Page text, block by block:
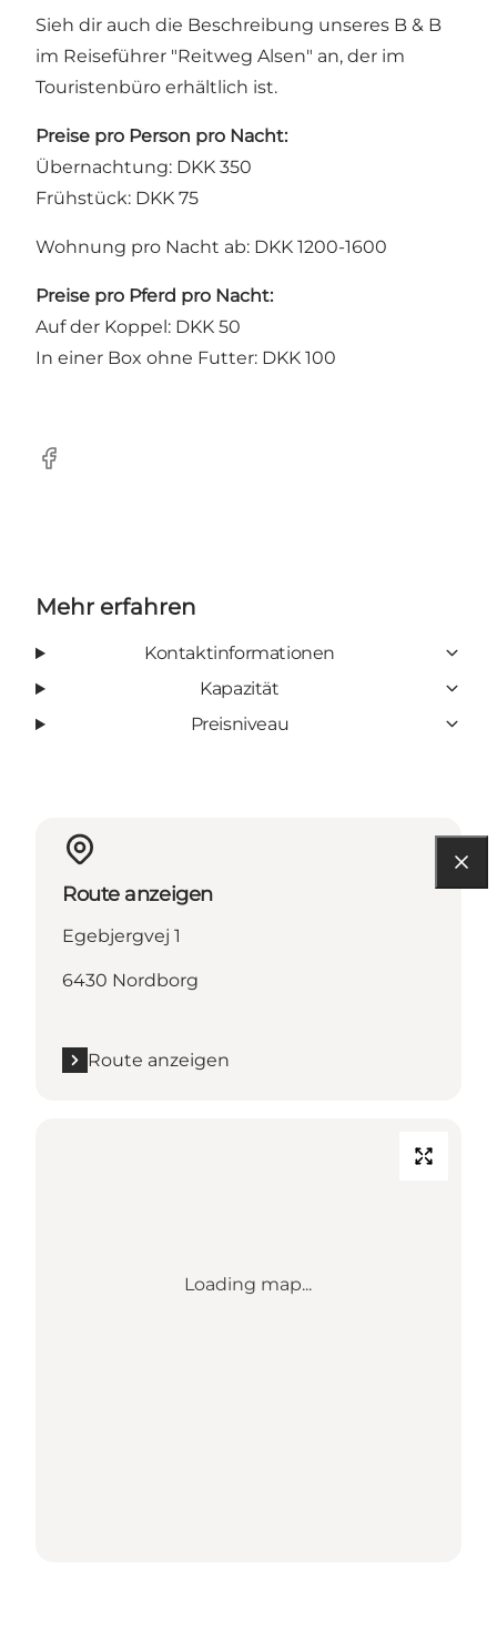
Sieh dir auch die Beschreibung unseres B & B
im Reiseführer "Reitweg Alsen" an, der im
Touristenbüro erhältlich ist.
Preise pro Person pro Nacht:
Übernachtung: DKK 350
Frühstück: DKK 75
Wohnung pro Nacht ab: DKK 1200-1600
Preise pro Pferd pro Nacht:
Auf der Koppel: DKK 50
In einer Box ohne Futter: DKK 100
Facebook
Mehr erfahren
Kontaktinformationen
Kapazität
Preisniveau
Route anzeigen
Egebjergvej 1
6430 Nordborg
Route anzeigen
Loading map...